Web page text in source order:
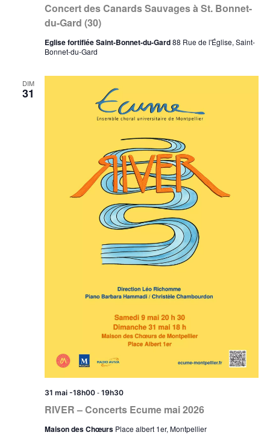
Concert des Canards Sauvages à St. Bonnet-
du-Gard (30)
Eglise fortifiée Saint-Bonnet-du-Gard88 Rue de l'Église, Saint-
Bonnet-du-Gard
DIM
31
RIVER – Concerts Ecume mai 2026
31 mai -18h00- 19h30
Maison des Chœurs Place albert 1er, Montpellier